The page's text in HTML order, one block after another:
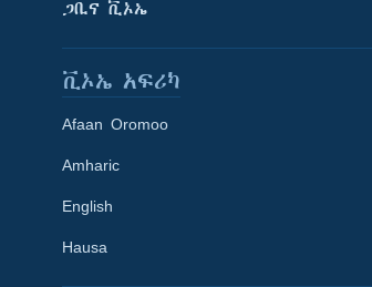
Learning English
ጋቢና ቪኦኤ
ቪኦኤ አፍሪካ
Afaan Oromoo
Amharic
English
Hausa